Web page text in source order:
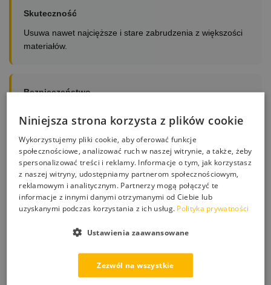
Skuteczność
Usuwa nawet najcięższe i stare zabrudzenia z większości
materiałów.
Bezpieczeństwo
materiału.
Łatwe stosowanie
Do stosowania punktowego na plamy – nie wymaga
rozcieńczania.
Niniejsza strona korzysta z plików cookie
Wykorzystujemy pliki cookie, aby oferować funkcje
społecznościowe, analizować ruch w naszej witrynie, a także, żeby
spersonalizować treści i reklamy. Informacje o tym, jak korzystasz
z naszej witryny, udostępniamy partnerom społecznościowym,
reklamowym i analitycznym. Partnerzy mogą połączyć te
informacje z innymi danymi otrzymanymi od Ciebie lub
uzyskanymi podczas korzystania z ich usług. Polityka prywatności
Zezwól na wszystkie
Ustawienia zaawansowane